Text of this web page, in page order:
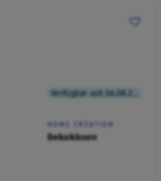
HOME CREATION
Dekokissen